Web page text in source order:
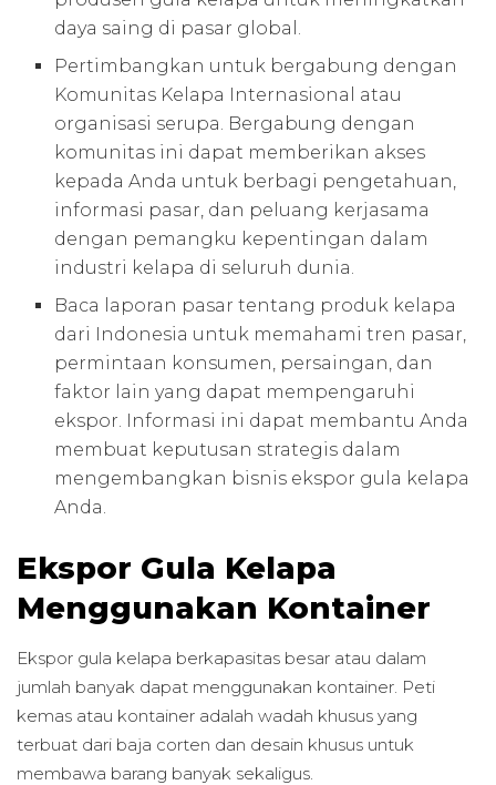
daya saing di pasar global.
Pertimbangkan untuk bergabung dengan
Komunitas Kelapa Internasional atau
organisasi serupa. Bergabung dengan
komunitas ini dapat memberikan akses
kepada Anda untuk berbagi pengetahuan,
informasi pasar, dan peluang kerjasama
dengan pemangku kepentingan dalam
industri kelapa di seluruh dunia.
Baca laporan pasar tentang produk kelapa
dari Indonesia untuk memahami tren pasar,
permintaan konsumen, persaingan, dan
faktor lain yang dapat mempengaruhi
ekspor. Informasi ini dapat membantu Anda
membuat keputusan strategis dalam
mengembangkan bisnis ekspor gula kelapa
Anda.
Ekspor Gula Kelapa
Menggunakan Kontainer
Ekspor gula kelapa berkapasitas besar atau dalam
jumlah banyak dapat menggunakan kontainer. Peti
kemas atau kontainer adalah wadah khusus yang
terbuat dari baja corten dan desain khusus untuk
membawa barang banyak sekaligus.